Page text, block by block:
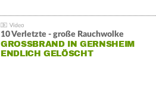
10 Verletzte - große Rauchwolke
GROSSBRAND IN GERNSHEIM E
NDLICH GELÖSCHT